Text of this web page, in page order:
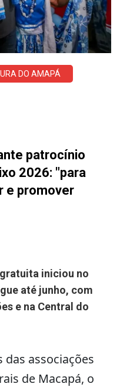
DO AMAPÁ
patrocínio
2026: "para
e promover
iniciou no
até junho, com
e na Central do
associações
de Macapá, o